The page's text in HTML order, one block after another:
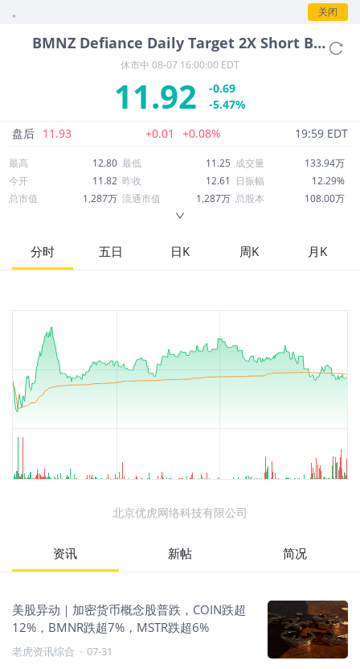
关闭
BMNZ Defiance Daily Target 2X Short BMNR ETF
休市中 08-07 16:00:00 EDT
11.92
-0.69
-5.47%
盘后 11.93 +0.01 +0.08% 19:59 EDT
最高 12.80 最低 11.25 成交量
133.94万
今开
11.82 昨收 12.61 日振幅
12.29%
总市值
1,287万 流通市值 1,287万 总股本
108.00万
52周最高
47.99 市盈率
股息
分时 五日 日K 周K 月K
北京优虎网络科技有限公司
资讯 新帖 简况
美股异动｜加密货币概念股普跌，COIN跌超
12%，BMNR跌超7%，MSTR跌超6%
老虎资讯综合 · 07-31